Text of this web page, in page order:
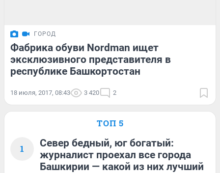
ГОРОД
Фабрика обуви Nordman ищет
эксклюзивного представителя в
республике Башкортостан
18 июля, 2017, 08:43 3 420 2
ТОП 5
1
Север бедный, юг богатый:
журналист проехал все города
Башкирии — какой из них лучший